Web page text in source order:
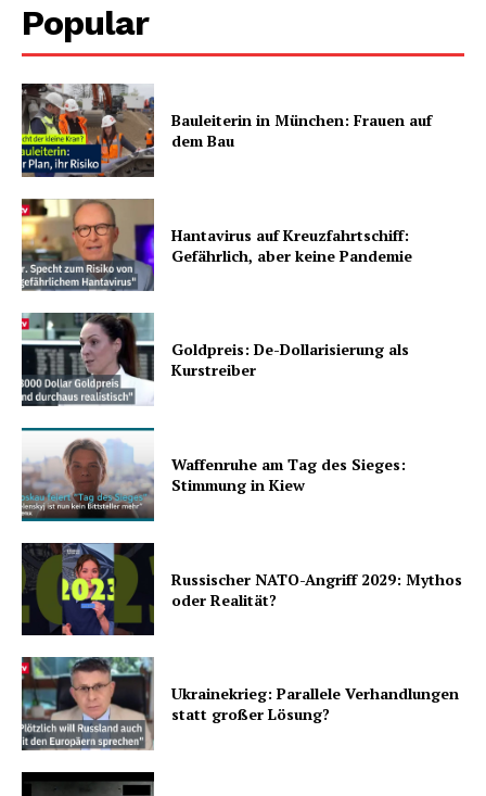
Popular
Bauleiterin in München: Frauen auf
dem Bau
Hantavirus auf Kreuzfahrtschiff:
Gefährlich, aber keine Pandemie
Goldpreis: De-Dollarisierung als
Kurstreiber
Waffenruhe am Tag des Sieges:
Stimmung in Kiew
Russischer NATO-Angriff 2029: Mythos
oder Realität?
Ukrainekrieg: Parallele Verhandlungen
statt großer Lösung?